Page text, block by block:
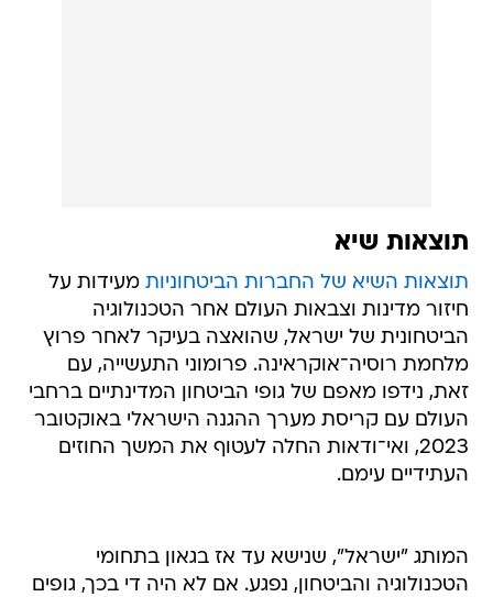
תוצאות שיא
תוצאות השיא של החברות הביטחוניות מעידות על
חיזור מדינות וצבאות העולם אחר הטכנולוגיה
הביטחונית של ישראל, שהואצה בעיקר לאחר פרוץ
מלחמת רוסיה־אוקראינה. פרומוני התעשייה, עם
זאת, נידפו מאפם של גופי הביטחון המדינתיים ברחבי
העולם עם קריסת מערך ההגנה הישראלי באוקטובר
2023, ואי־ודאות החלה לעטוף את המשך החוזים
העתידיים עימם.
המותג "ישראל", שנישא עד אז בגאון בתחומי
הטכנולוגיה והביטחון, נפגע. אם לא היה די בכך, גופים